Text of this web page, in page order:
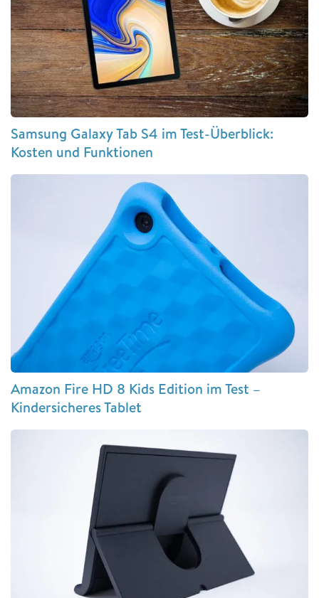
Samsung Galaxy Tab S4 im Test-Überblick:
Kosten und Funktionen
Amazon Fire HD 8 Kids Edition im Test –
Kindersicheres Tablet